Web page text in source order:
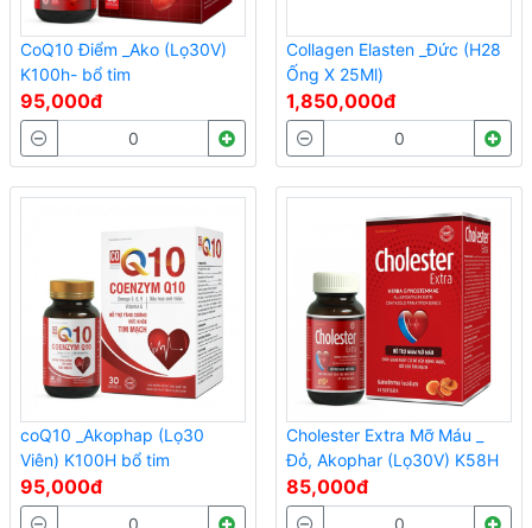
CoQ10 Điểm _Ako (Lọ30V)
K100h- bổ tim
95,000đ
Collagen Elasten _Đức (H28
Ống X 25Ml)
1,850,000đ
coQ10 _Akophap (Lọ30
Viên) K100H bổ tim
95,000đ
Cholester Extra Mỡ Máu _
Đỏ, Akophar (Lọ30V) K58H
85,000đ